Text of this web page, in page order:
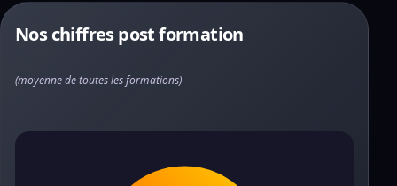
Nos chiffres post formation
(moyenne de toutes les formations)